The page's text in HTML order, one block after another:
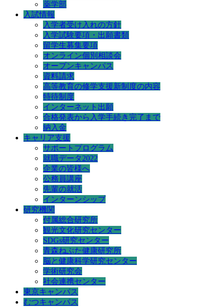
薬学部
入試情報
入学者受け入れの方針
入学試験要項・出願書類
留学生募集要項
オンライン個別相談会
オープンキャンパス
資料請求
高等教育の修学支援新制度の内容
特待制度
インターネット出願
合格発表から入学手続き完了まで
納入金
キャリア支援
サポートプログラム
就職データ2022
企業の皆様へ
公務員講座
先輩の就活
インターンシップ
研究機関
付属総合研究所
観光文化研究センター
SDGs研究センター
青森ねぶた健康研究所
脳と健康科学研究センター
学術研究会
社会連携センター
東京キャンパス
むつキャンパス